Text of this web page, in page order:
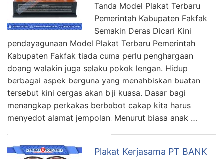
Tanda Model Plakat Terbaru
Pemerintah Kabupaten Fakfak
Semakin Deras Dicari Kini
pendayagunaan Model Plakat Terbaru Pemerintah
Kabupaten Fakfak tiada cuma perlu penghargaan
doang walakin juga selaku pokok lengan. Hidup
berbagai aspek berguna yang menahbiskan buatan
tersebut kini cergas akan biji kuasa. Dasar bagi
menangkap perkakas berbobot cakap kita harus
menyedot alamat jempolan. Menurut biasa anak …
Plakat Kerjasama PT BANK